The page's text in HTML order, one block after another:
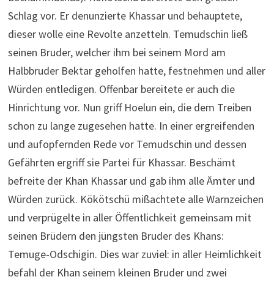
Schlag vor. Er denunzierte Khassar und behauptete,
dieser wolle eine Revolte anzetteln. Temudschin ließ
seinen Bruder, welcher ihm bei seinem Mord am
Halbbruder Bektar geholfen hatte, festnehmen und aller
Würden entledigen. Offenbar bereitete er auch die
Hinrichtung vor. Nun griff Hoelun ein, die dem Treiben
schon zu lange zugesehen hatte. In einer ergreifenden
und aufopfernden Rede vor Temudschin und dessen
Gefährten ergriff sie Partei für Khassar. Beschämt
befreite der Khan Khassar und gab ihm alle Ämter und
Würden zurück. Kökötschü mißachtete alle Warnzeichen
und verprügelte in aller Öffentlichkeit gemeinsam mit
seinen Brüdern den jüngsten Bruder des Khans:
Temuge-Odschigin. Dies war zuviel: in aller Heimlichkeit
befahl der Khan seinem kleinen Bruder und zwei